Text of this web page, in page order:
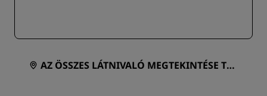
AZ ÖSSZES LÁTNIVALÓ MEGTEKINTÉSE TÉR